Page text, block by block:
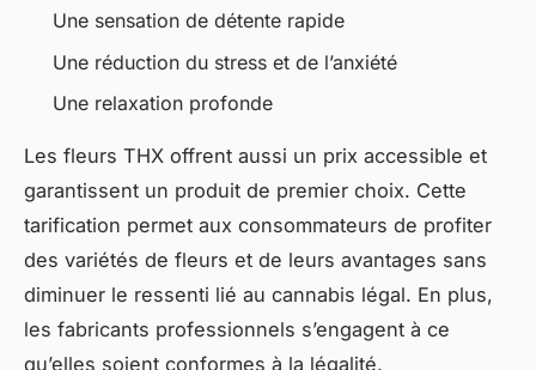
Une sensation de détente rapide
Une réduction du stress et de l’anxiété
Une relaxation profonde
Les fleurs THX offrent aussi un prix accessible et
garantissent un produit de premier choix. Cette
tarification permet aux consommateurs de profiter
des variétés de fleurs et de leurs avantages sans
diminuer le ressenti lié au cannabis légal. En plus,
les fabricants professionnels s’engagent à ce
qu’elles soient conformes à la légalité.